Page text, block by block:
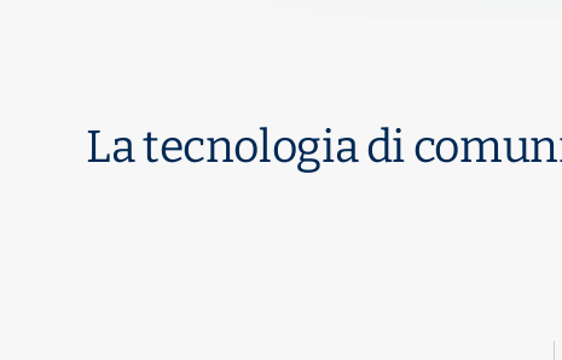
La tecnologia di